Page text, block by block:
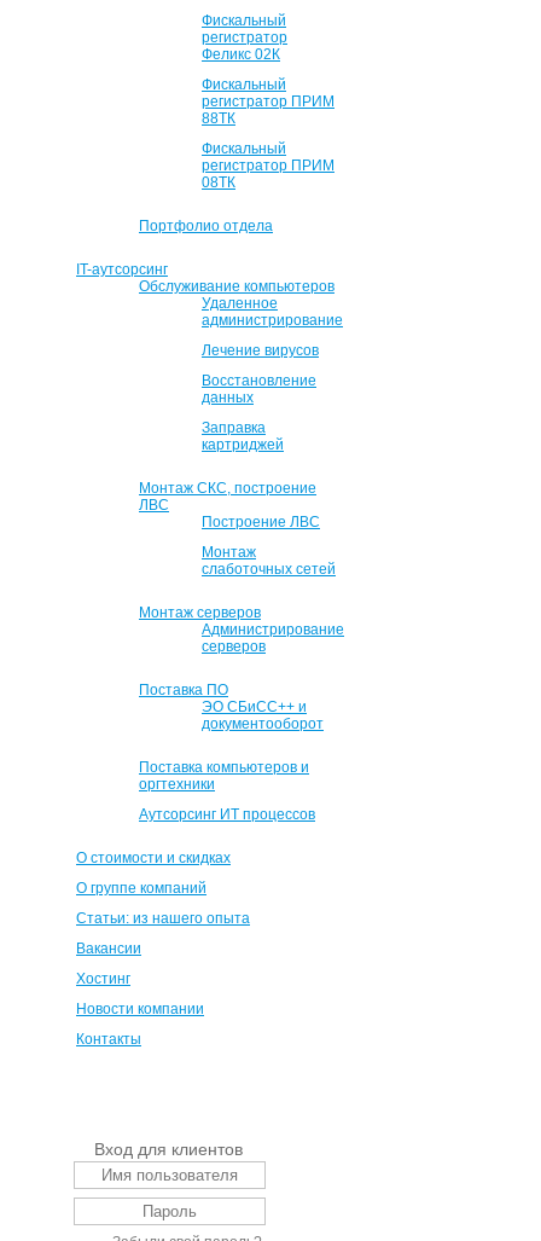
Фискальный
регистратор
Феликс 02К
Фискальный
регистратор ПРИМ
88ТК
Фискальный
регистратор ПРИМ
08ТК
Портфолио отдела
IT-аутсорсинг
Обслуживание компьютеров
Удаленное
администрирование
Лечение вирусов
Восстановление
данных
Заправка
картриджей
Монтаж СКС, построение
ЛВС
Построение ЛВС
Монтаж
слаботочных сетей
Монтаж серверов
Администрирование
серверов
Поставка ПО
ЭО СБиСС++ и
документооборот
Поставка компьютеров и
оргтехники
Аутсорсинг ИТ процессов
О стоимости и скидках
О группе компаний
Статьи: из нашего опыта
Вакансии
Хостинг
Новости компании
Контакты
Вход для клиентов